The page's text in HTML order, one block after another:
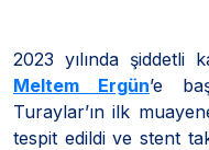
2023 yılında şiddetli
Meltem Ergün’e
Turaylar’ın ilk
tespit edildi ve stent